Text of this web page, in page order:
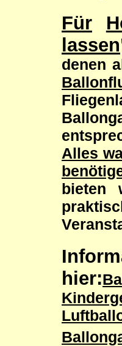
Für
lassen
denen
Alles
bieten
hier: